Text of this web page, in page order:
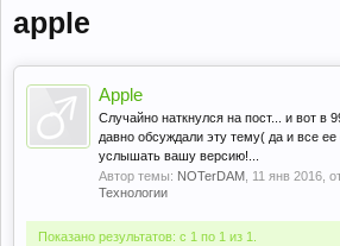
apple
Apple
Случайно наткнулся на пост... и вот в
давно обсуждали эту тему( да и все
услышать вашу версию!...
Автор темы: NOTerDAM 11 янв 2016 ,
Технологии
Показано результатов: с 1 по 1 из 1.